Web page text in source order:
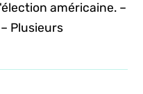
américaine. –
Plusieurs